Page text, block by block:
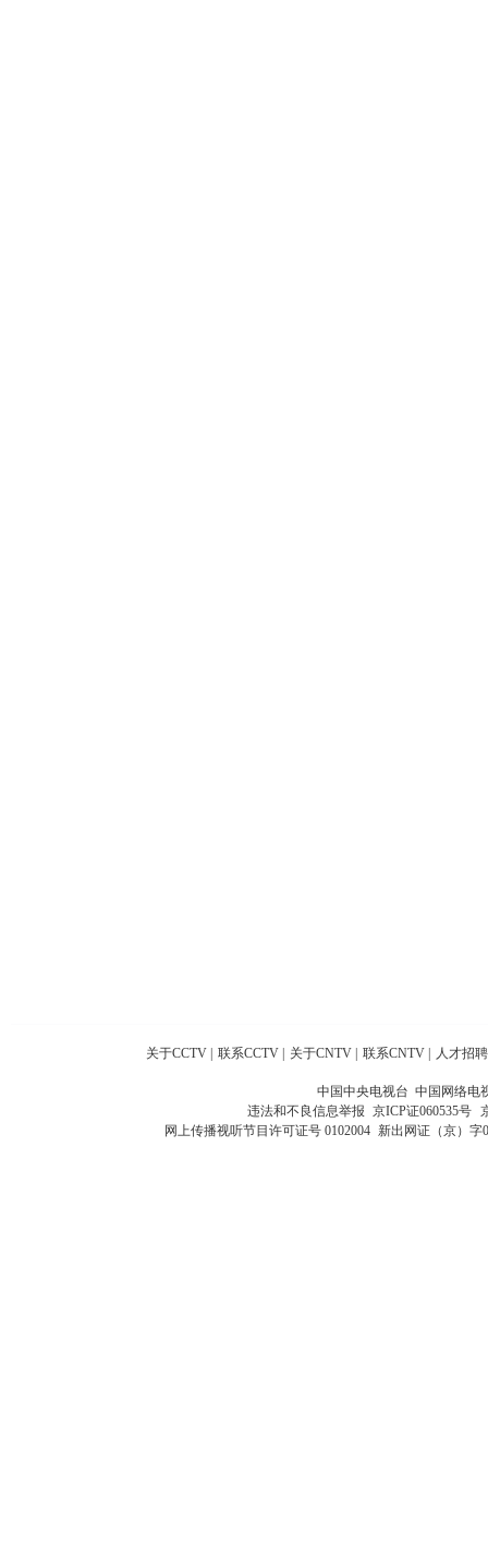
关于CCTV 联系CCTV 关于CNTV 联系CNTV 人才招聘
中国中央电视台 中国网络电
违法和不良信息举报 京ICP证060535号
网上传播视听节目许可证号 0102004 新出网证（京）